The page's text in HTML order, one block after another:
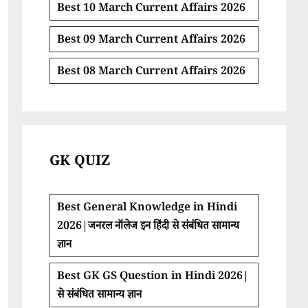
Best 10 March Current Affairs 2026
Best 09 March Current Affairs 2026
Best 08 March Current Affairs 2026
GK QUIZ
Best General Knowledge in Hindi
2026|जनरल नॉलेज इन हिंदी से संबंधित सामान्य
ज्ञान
Best GK GS Question in Hindi 2026|
से संबंधित सामान्य ज्ञान